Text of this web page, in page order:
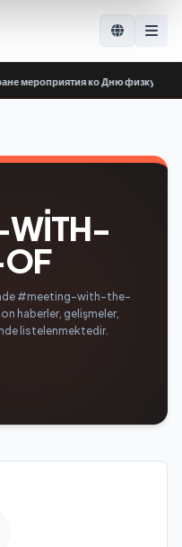
мероприятия ко Дню
WITH-
#meeting-with-the-
haberler, gelişmeler,
listelenmektedir.